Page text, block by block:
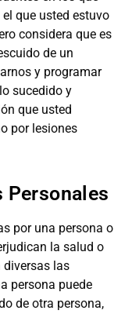
que usted estuvo
considera que es
de un
y programar
sucedido y
que usted
por lesiones
Personales
por una persona o
la salud o
diversas las
persona puede
de otra persona,